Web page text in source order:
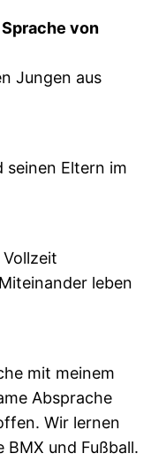
von
Jungen aus
seinen Eltern im
leben
mit meinem
Absprache
Wir lernen
und Fußball.